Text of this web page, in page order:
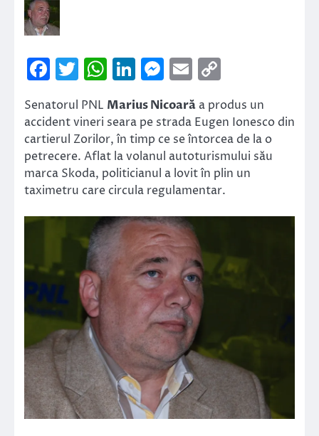
Facebook
Twitter
WhatsApp
LinkedIn
Messenger
Email
Link
Senatorul PNL Marius Nicoară a produs un
accident vineri seara pe strada Eugen Ionesco din
cartierul Zorilor, în timp ce se întorcea de la o
petrecere. Aflat la volanul autoturismului său
marca Skoda, politicianul a lovit în plin un
taximetru care circula regulamentar.